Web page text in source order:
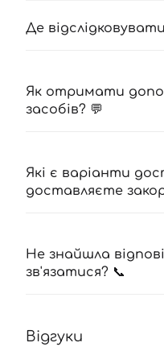
Де
Як отримати
засобів? 💬
Які є варіанти
доставляєте
Не знайшла
зв'язатися? 📞
Відгуки